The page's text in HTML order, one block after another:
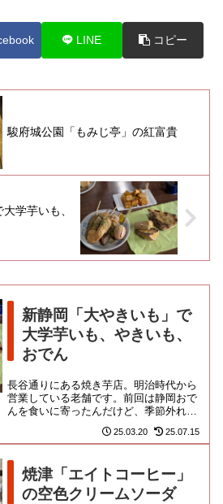
LINE コピー
駿府城公園「もみじ亭」の紅富貴
学芋いも、
新静岡「大やきいも」で
大学芋いも、やきいも、
おでん
長谷通りにある焼き芋店。明治時代から
営業している老舗です。前回は静岡おで
んを食いに寄ったんだけど、季節外れで
売ってなかった焼きいもにリベンジした
かったのよ！静岡浅間神社から...
25.03.20 25.07.15
焼津「エイトコーヒー」
の空色クリームソーダ